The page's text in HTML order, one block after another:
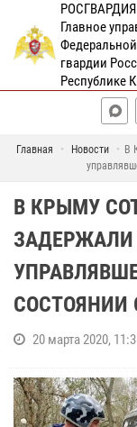
РОСГВАРДИЯ
Главное
гвардии
Республике
Главная Новости
В
В КРЫМУ
ЗАДЕРЖАЛИ
СОСТОЯНИИ
20 марта 2020,